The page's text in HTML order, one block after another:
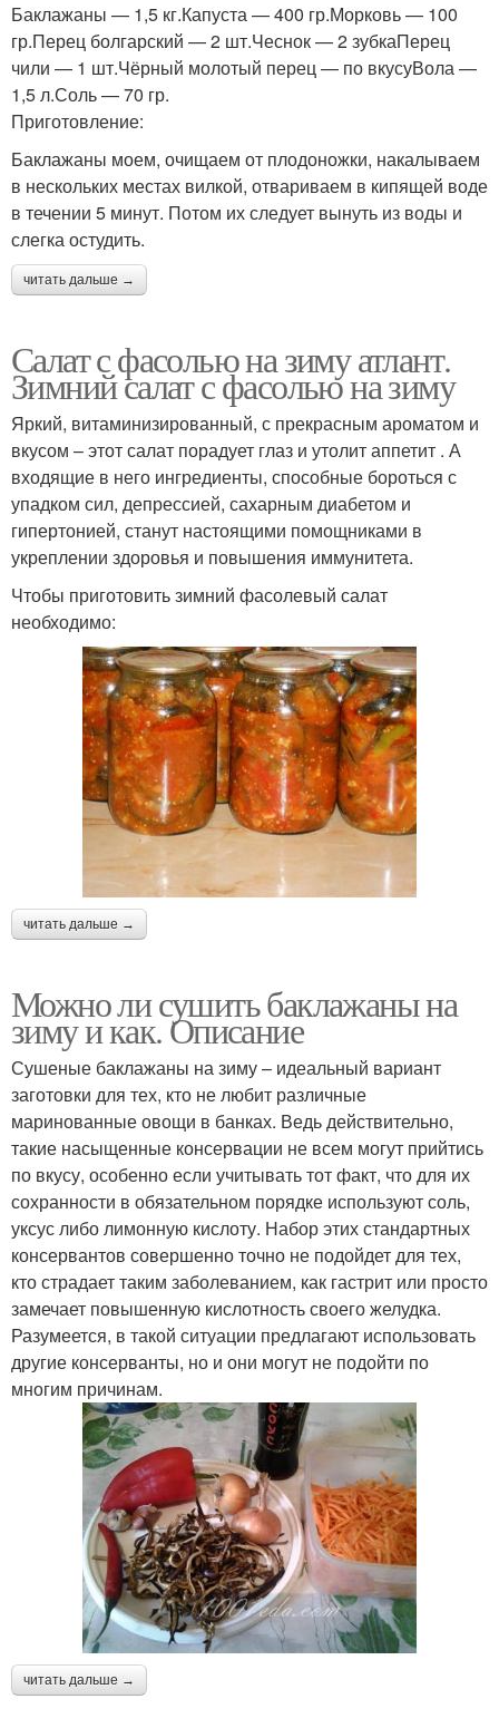
Баклажаны — 1,5 кг.Капуста — 400 гр.Морковь — 100
гр.Перец болгарский — 2 шт.Чеснок — 2 зубкаПерец
чили — 1 шт.Чёрный молотый перец — по вкусуВола —
1,5 л.Соль — 70 гр.
Приготовление:
Баклажаны моем, очищаем от плодоножки, накалываем
в нескольких местах вилкой, отвариваем в кипящей воде
в течении 5 минут. Потом их следует вынуть из воды и
слегка остудить.
читать дальше →
Салат с фасолью на зиму атлант.
Зимний салат с фасолью на зиму
Яркий, витаминизированный, с прекрасным ароматом и
вкусом – этот салат порадует глаз и утолит аппетит . А
входящие в него ингредиенты, способные бороться с
упадком сил, депрессией, сахарным диабетом и
гипертонией, станут настоящими помощниками в
укреплении здоровья и повышения иммунитета.
Чтобы приготовить зимний фасолевый салат
необходимо:
читать дальше →
Можно ли сушить баклажаны на
зиму и как. Описание
Сушеные баклажаны на зиму – идеальный вариант
заготовки для тех, кто не любит различные
маринованные овощи в банках. Ведь действительно,
такие насыщенные консервации не всем могут прийтись
по вкусу, особенно если учитывать тот факт, что для их
сохранности в обязательном порядке используют соль,
уксус либо лимонную кислоту. Набор этих стандартных
консервантов совершенно точно не подойдет для тех,
кто страдает таким заболеванием, как гастрит или просто
замечает повышенную кислотность своего желудка.
Разумеется, в такой ситуации предлагают использовать
другие консерванты, но и они могут не подойти по
многим причинам.
читать дальше →